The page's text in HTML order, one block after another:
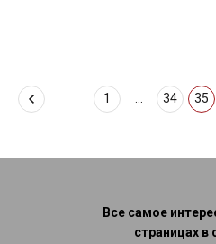
1 ... 34 35
Все самое
страницах в